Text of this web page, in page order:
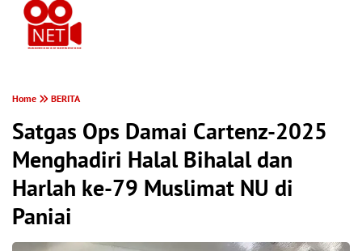
Home BERITA
Satgas Ops Damai Cartenz-2025
Menghadiri Halal Bihalal dan
Harlah ke-79 Muslimat NU di
Paniai